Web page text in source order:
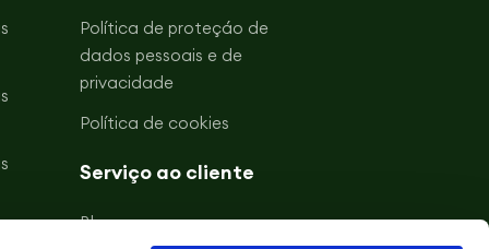
Política de proteçáo de
dados pessoais e de
privacidade
Política de cookies
Serviço ao cliente
Blogue